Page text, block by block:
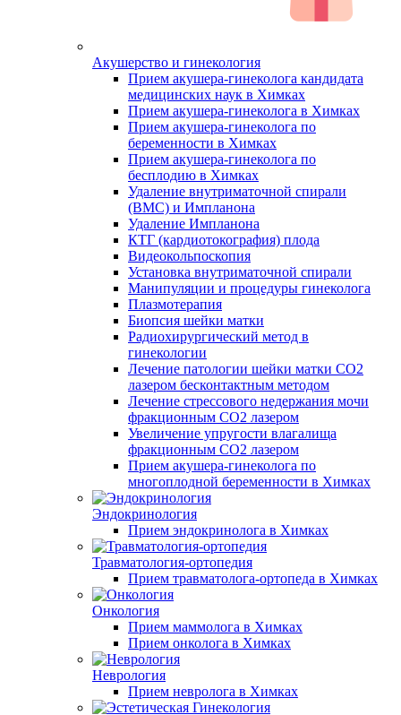
Акушерство и гинекология
Прием акушера-гинеколога кандидата
медицинских наук в Химках
Прием акушера-гинеколога в Химках
Прием акушера-гинеколога по
беременности в Химках
Прием акушера-гинеколога по
бесплодию в Химках
Удаление внутриматочной спирали
(ВМС) и Импланона
Удаление Импланона
КТГ (кардиотокография) плода
Видеокольпоскопия
Установка внутриматочной спирали
Манипуляции и процедуры гинеколога
Плазмотерапия
Биопсия шейки матки
Радиохирургический метод в
гинекологии
Лечение патологии шейки матки CO2
лазером бесконтактным методом
Лечение стрессового недержания мочи
фракционным CO2 лазером
Увеличение упругости влагалища
фракционным CO2 лазером
Прием акушера-гинеколога по
многоплодной беременности в Химках
Эндокринология
Прием эндокринолога в Химках
Травматология-ортопедия
Прием травматолога-ортопеда в Химках
Онкология
Прием маммолога в Химках
Прием онколога в Химках
Неврология
Прием невролога в Химках